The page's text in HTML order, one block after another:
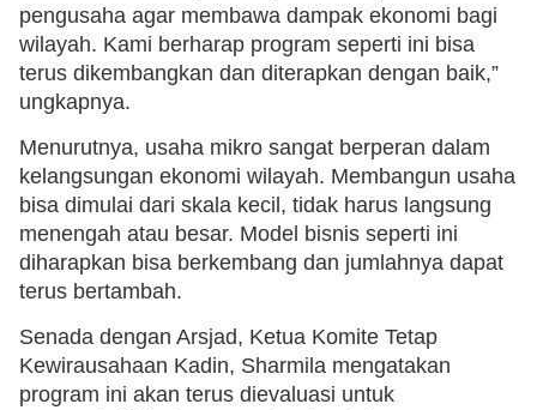
pengusaha agar membawa dampak ekonomi bagi
wilayah. Kami berharap program seperti ini bisa
terus dikembangkan dan diterapkan dengan baik,”
ungkapnya.
Menurutnya, usaha mikro sangat berperan dalam
kelangsungan ekonomi wilayah. Membangun usaha
bisa dimulai dari skala kecil, tidak harus langsung
menengah atau besar. Model bisnis seperti ini
diharapkan bisa berkembang dan jumlahnya dapat
terus bertambah.
Senada dengan Arsjad, Ketua Komite Tetap
Kewirausahaan Kadin, Sharmila mengatakan
program ini akan terus dievaluasi untuk